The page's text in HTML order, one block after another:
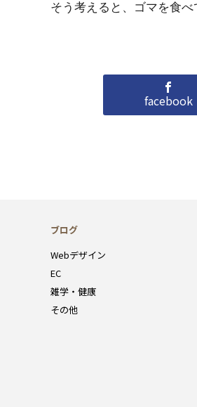
そう考えると、ゴマを食
facebook
ブログ
Webデザイン
EC
雑学・健康
その他